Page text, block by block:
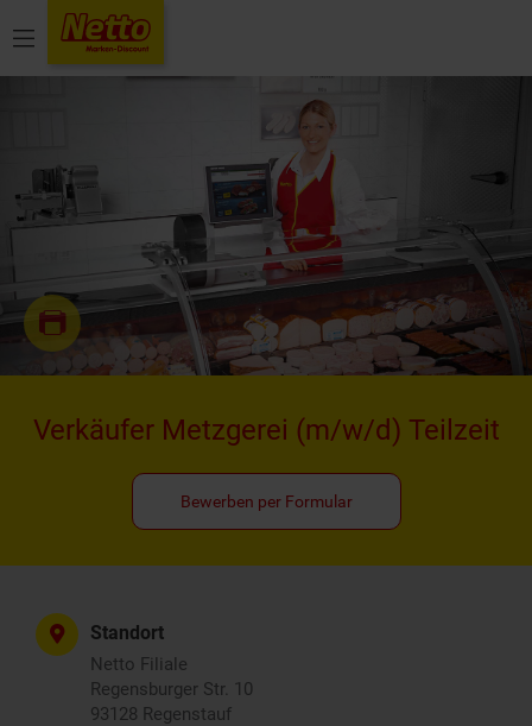
Menü
Verkäufer Metzgerei (m/w/d) Teilzeit
Bewerben per Formular
Standort
Netto Filiale
Regensburger Str. 10
93128 Regenstauf